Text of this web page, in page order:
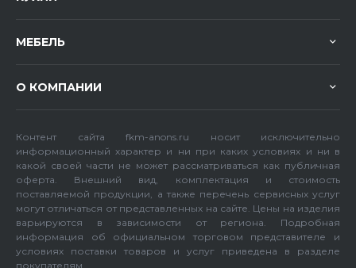
МЕБЕЛЬ
О КОМПАНИИ
Контент сайта fkm-anons.ru носит исключительно
информационный характер и ни при каких условиях и ни в
какой своей части не может рассматриваться как публичная
оферта. Внешний вид, комплектация и стоимость
поставляемой продукции, а также перечень сервисных услуг
могут отличаться от представленных на сайте. Цены на изделия
варьируются в зависимости от региона. Подробная
информация об официальном торговом представителе и
условиях поставки товаров и услуг приведена в разделе
покупателям.